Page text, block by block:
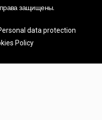
защищены.
data protection
Policy